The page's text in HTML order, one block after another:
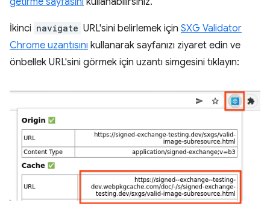
İkinci navigate URL'sini belirlemek için SXG Validator
Chrome uzantısını kullanarak sayfanızı ziyaret edin ve
önbellek URL'sini görmek için uzantı simgesini tıklayın: